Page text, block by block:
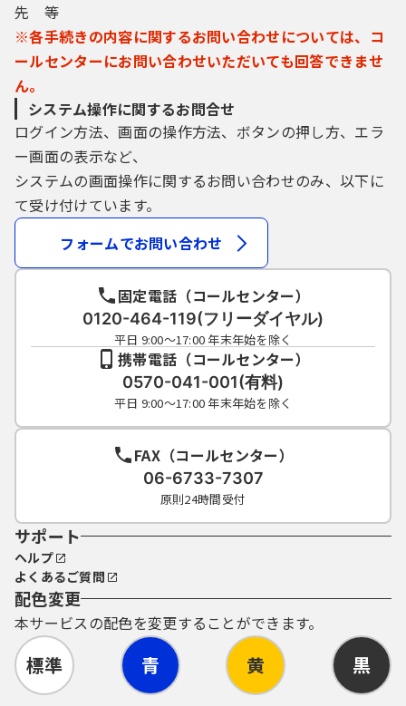
利用者登録により事前に登録される利用者
ＩＤ、パスワード又は申請データの送信時に
（申請データ用）は、利用者のデータの保護
に不可欠なものです。利用者は、次の各号に
掲げる事項をご確認ください。
（１）利用者ＩＤ、パスワード、整理番号及
びパスワード（申請データ用）は、他者に知
られないように管理してください。
（２）他者からのパスワード等の照会には応
じないでください。
（３）安全性をより高めるため、パスワード
は、定期的に変更してください。
（４）利用者ＩＤ、パスワードは、再発行し
ません。なお、利用者ＩＤ、パスワードを紛
失し、盗難に遭い、又は不正使用されたこと
が分かったときは、速やかに問い合わせ先に
連絡し、その指示に従ってください。
（５）利用者ＩＤ及びパスワードについて
は、特に有効期限は設けないものとします
が、利用者ＩＤ及びパスワードの利用が３年
間行われない場合は、構成団体の職権におい
て抹消することができるものとします。
ド、整理番号及びパスワード（申請データ
人がこれを行ったものとみなします。
５ 電子証明書の取得・管理
（１）利用者が、システムを利用して申請･届
出等の手続を行う場合に、電子的な署名（以
下「電子署名」といいます。）を必要とする
ものがあります。電子署名が必要な手続につ
先 等
※各手続きの内容に関するお問い合わせについては、コ
ールセンターにお問い合わせいただいても回答できませ
ん。
システム操作に関するお問合せ
ログイン方法、画面の操作方法、ボタンの押し方、エラ
ー画面の表示など、
システムの画面操作に関するお問い合わせのみ、以下に
て受け付けています。
フォームでお問い合わせ
固定電話（コールセンター）
0120-464-119(フリーダイヤル)
平日 9:00～17:00 年末年始を除く
携帯電話（コールセンター）
0570-041-001(有料)
平日 9:00～17:00 年末年始を除く
FAX（コールセンター）
06-6733-7307
原則24時間受付
サポート
ヘルプ
よくあるご質問
配色変更
本サービスの配色を変更することができます。
標準 青 黄 黒